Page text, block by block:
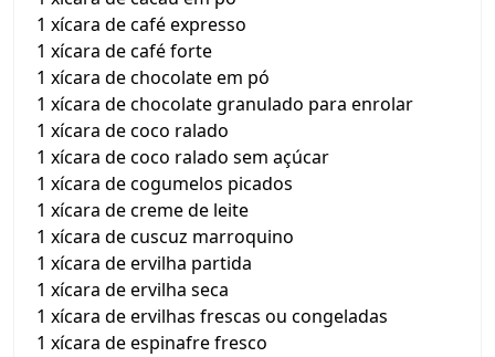
1 xícara de café expresso
1 xícara de café forte
1 xícara de chocolate em pó
1 xícara de chocolate granulado para enrolar
1 xícara de coco ralado
1 xícara de coco ralado sem açúcar
1 xícara de cogumelos picados
1 xícara de creme de leite
1 xícara de cuscuz marroquino
1 xícara de ervilha partida
1 xícara de ervilha seca
1 xícara de ervilhas frescas ou congeladas
1 xícara de espinafre fresco